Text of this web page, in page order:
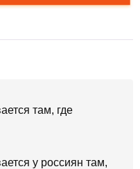
там, где
у россиян там,